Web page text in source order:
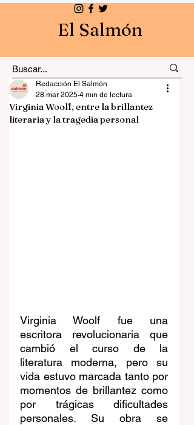
El Salmón
Virginia Woolf, entre la brillantez
literaria y la tragedia personal
Redacción El Salmón
28 mar 2025 4 min de lectura
Virginia Woolf fue una
escritora revolucionaria que
cambió el curso de la
literatura moderna, pero su
vida estuvo marcada tanto por
momentos de brillantez como
por trágicas dificultades
personales. Su obra se